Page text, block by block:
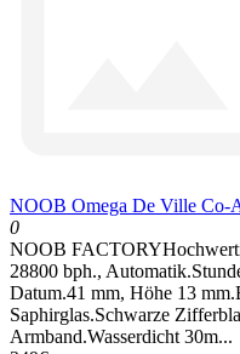
NOOB Omega De Ville Co-
0
NOOB
28800 bph.,
Datum.41 mm, Höhe 13
Saphirglas.Schwarze
Armband.Wasserdicht 30m...